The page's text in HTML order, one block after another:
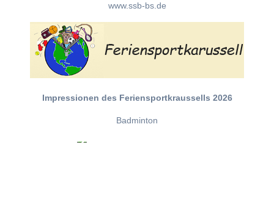
www.ssb-bs.de
Impressionen des Feriensportkraussells 2026
Badminton